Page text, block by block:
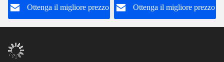
M5
Ottenga il migliore prezzo
Ottenga il migliore prezzo